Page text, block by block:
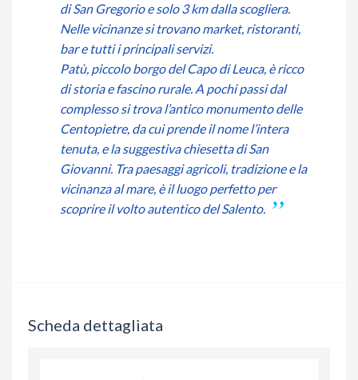
di San Gregorio e solo 3 km dalla scogliera.
Nelle vicinanze si trovano market, ristoranti,
bar e tutti i principali servizi.
Patù, piccolo borgo del Capo di Leuca, è ricco
di storia e fascino rurale. A pochi passi dal
complesso si trova l’antico monumento delle
Centopietre, da cui prende il nome l’intera
tenuta, e la suggestiva chiesetta di San
Giovanni. Tra paesaggi agricoli, tradizione e la
vicinanza al mare, è il luogo perfetto per
scoprire il volto autentico del Salento.
Scheda dettagliata